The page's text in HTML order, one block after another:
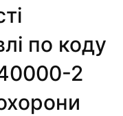
по коду
2